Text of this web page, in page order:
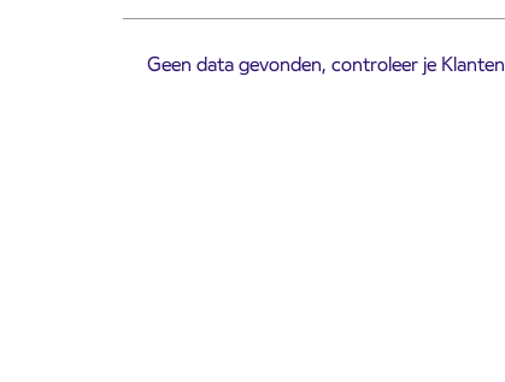
Geen data gevonden, controleer je